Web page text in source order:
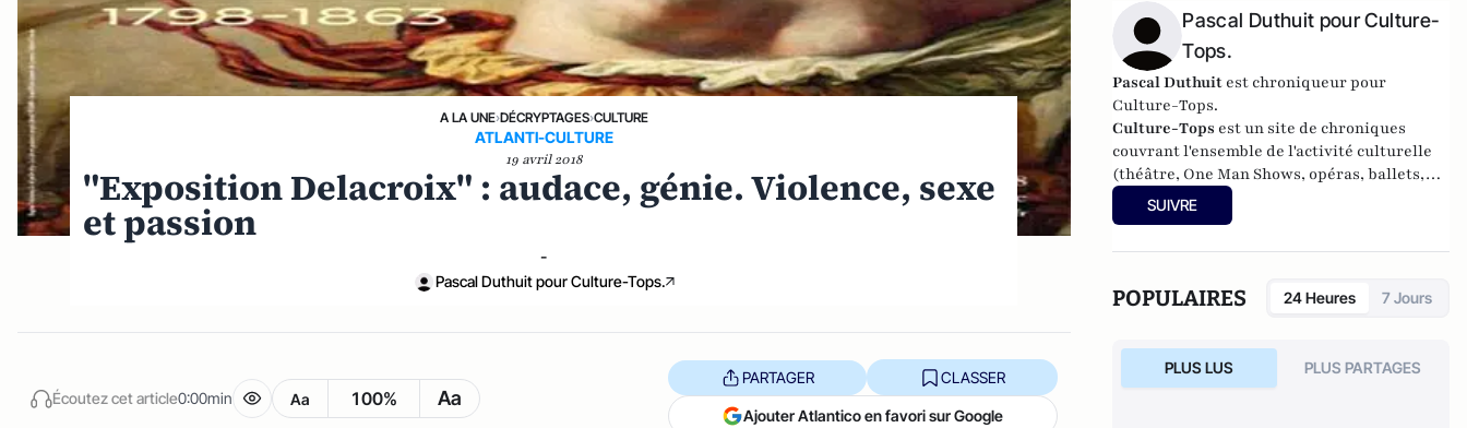
A LA UNE›DÉCRYPTAGES›CULTURE
ATLANTI-CULTURE
19 avril 2018
"Exposition Delacroix" : audace, génie. Violence, sexe
et passion
-
Pascal Duthuit pour Culture-Tops.
Écoutez cet article0:00min Aa 100% Aa
PARTAGER CLASSER
Ajouter Atlantico en favori sur Google
Pascal Duthuit pour Culture-
Tops.
Pascal Duthuit est chroniqueur pour
Culture-Tops.
Culture-Tops est un site de chroniques
couvrant l'ensemble de l'activité culturelle
(théâtre, One Man Shows, opéras, ballets,
spectacles divers, cinéma, expos, livres,
etc.).
SUIVRE
POPULAIRES 24 Heures 7 Jours
PLUS LUS PLUS PARTAGES